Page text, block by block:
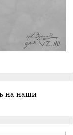
на наши